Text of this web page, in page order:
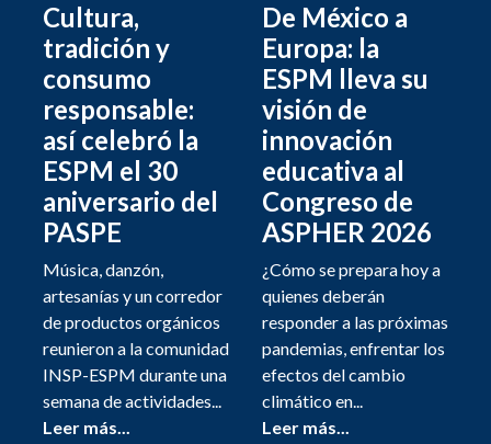
Cultura,
tradición y
consumo
responsable:
así celebró la
ESPM el 30
aniversario del
PASPE
Música, danzón,
artesanías y un corredor
de productos orgánicos
reunieron a la comunidad
INSP-ESPM durante una
semana de actividades...
Leer más...
De México a
Europa: la
ESPM lleva su
visión de
innovación
educativa al
Congreso de
ASPHER 2026
¿Cómo se prepara hoy a
quienes deberán
responder a las próximas
pandemias, enfrentar los
efectos del cambio
climático en...
Leer más...